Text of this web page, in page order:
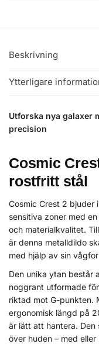
Beskrivning
Ytterligare
Utforska nya galaxer
precision
Cosmic
rostfritt stål
Cosmic Crest 2 bjuder
sensitiva zoner med
och materialkvalitet.
är denna metalldildo
med hjälp av sin
Den unika ytan består
noggrant utformade
riktad mot G-punkten.
ergonomisk längd på
är lätt att hantera.
över huden – med